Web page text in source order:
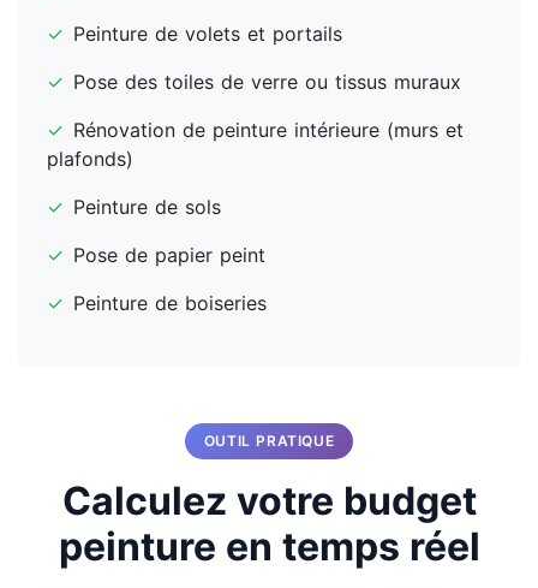
✓ Peinture de volets et portails
✓ Pose des toiles de verre ou tissus muraux
✓ Rénovation de peinture intérieure (murs et
plafonds)
✓ Peinture de sols
✓ Pose de papier peint
✓ Peinture de boiseries
OUTIL PRATIQUE
Calculez votre budget
peinture en temps réel